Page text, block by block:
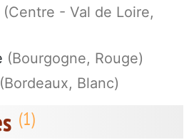
(Centre - Val de Loire,
(Bourgogne, Rouge)
(Bordeaux, Blanc)